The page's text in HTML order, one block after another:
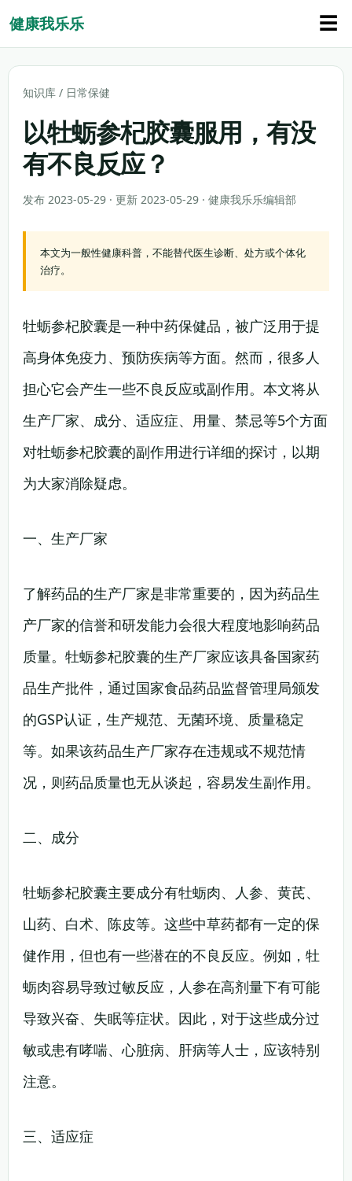
健康我乐乐 ☰
知识库 / 日常保健
以牡蛎参杞胶囊服用，有没
有不良反应？
发布 2023-05-29 · 更新 2023-05-29 · 健康我乐乐编辑部
本文为一般性健康科普，不能替代医生诊断、处方或个体化
治疗。
牡蛎参杞胶囊是一种中药保健品，被广泛用于提
高身体免疫力、预防疾病等方面。然而，很多人
担心它会产生一些不良反应或副作用。本文将从
生产厂家、成分、适应症、用量、禁忌等5个方面
对牡蛎参杞胶囊的副作用进行详细的探讨，以期
为大家消除疑虑。
一、生产厂家
了解药品的生产厂家是非常重要的，因为药品生
产厂家的信誉和研发能力会很大程度地影响药品
质量。牡蛎参杞胶囊的生产厂家应该具备国家药
品生产批件，通过国家食品药品监督管理局颁发
的GSP认证，生产规范、无菌环境、质量稳定
等。如果该药品生产厂家存在违规或不规范情
况，则药品质量也无从谈起，容易发生副作用。
二、成分
牡蛎参杞胶囊主要成分有牡蛎肉、人参、黄芪、
山药、白术、陈皮等。这些中草药都有一定的保
健作用，但也有一些潜在的不良反应。例如，牡
蛎肉容易导致过敏反应，人参在高剂量下有可能
导致兴奋、失眠等症状。因此，对于这些成分过
敏或患有哮喘、心脏病、肝病等人士，应该特别
注意。
三、适应症